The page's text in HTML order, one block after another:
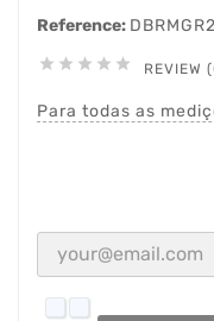
Reference:
     REVIEW
Para todas as